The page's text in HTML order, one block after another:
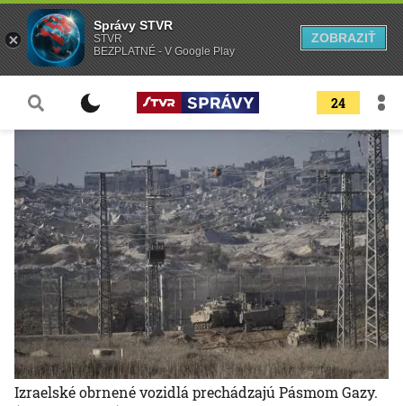
24
Izraelské obrnené vozidlá prechádzajú Pásmom Gazy.
Správy STVR
STVR
BEZPLATNÉ - V Google Play
ZOBRAZIŤ